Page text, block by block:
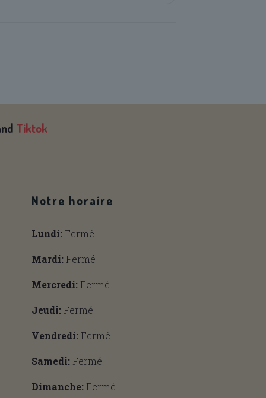
Tiktok
Notre horaire
Lundi: Fermé
Mardi: Fermé
Mercredi: Fermé
Jeudi: Fermé
Vendredi: Fermé
Samedi: Fermé
Dimanche: Fermé